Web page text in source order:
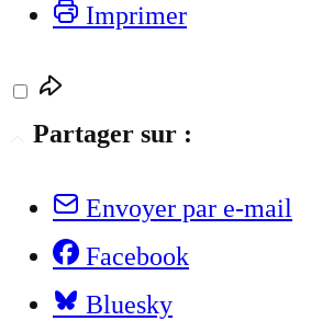
Imprimer
Partager sur :
Envoyer par e-mail
Facebook
Bluesky